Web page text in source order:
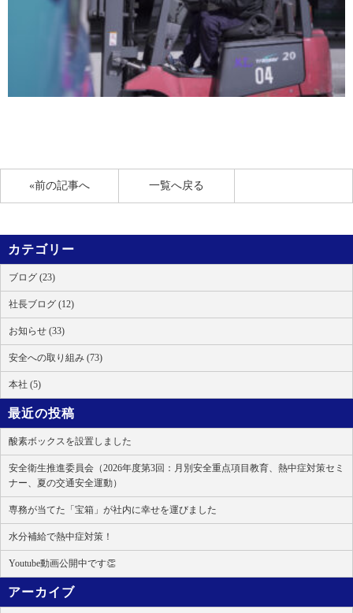
«前の記事へ 一覧へ戻る
カテゴリー
ブログ (23)
社長ブログ (12)
お知らせ (33)
安全への取り組み (73)
本社 (5)
最近の投稿
酸素ボックスを設置しました
安全衛生推進委員会（2026年度第3回：月別安全重点項目教育、熱中症対策セミ
ナー、夏の交通安全運動）
専務が当てた「宝箱」が社内に幸せを運びました
水分補給で熱中症対策！
Youtube動画公開中です👏
アーカイブ